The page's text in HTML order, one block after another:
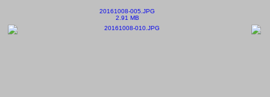
20161008-005.JPG
2.91 MB